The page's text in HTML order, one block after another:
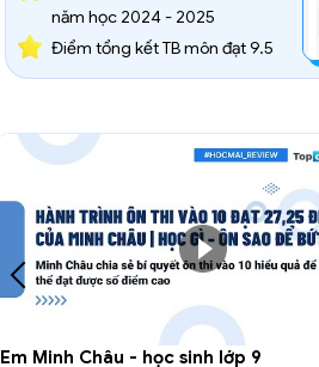
Em Minh Châu - học sinh lớp 9
năm học 2024 - 2025
Điểm tổng kết TB môn đạt 9.5